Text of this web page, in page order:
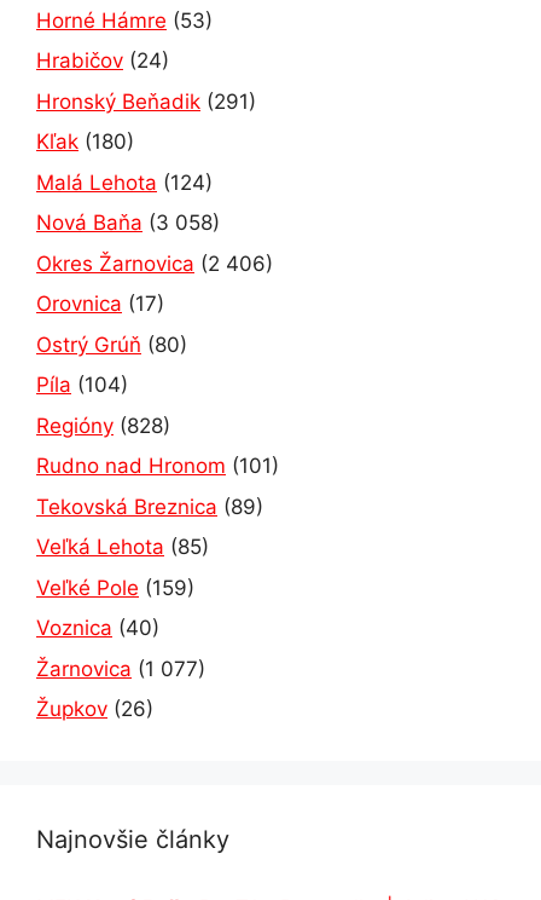
Horné Hámre (53)
Hrabičov (24)
Hronský Beňadik (291)
Kľak (180)
Malá Lehota (124)
Nová Baňa (3 058)
Okres Žarnovica (2 406)
Orovnica (17)
Ostrý Grúň (80)
Píla (104)
Regióny (828)
Rudno nad Hronom (101)
Tekovská Breznica (89)
Veľká Lehota (85)
Veľké Pole (159)
Voznica (40)
Žarnovica (1 077)
Župkov (26)
Najnovšie články